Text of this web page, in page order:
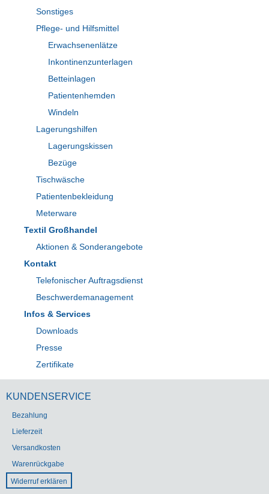
Sonstiges
Pflege- und Hilfsmittel
Erwachsenenlätze
Inkontinenzunterlagen
Betteinlagen
Patientenhemden
Windeln
Lagerungshilfen
Lagerungskissen
Bezüge
Tischwäsche
Patientenbekleidung
Meterware
Textil Großhandel
Aktionen & Sonderangebote
Kontakt
Telefonischer Auftragsdienst
Beschwerdemanagement
Infos & Services
Downloads
Presse
Zertifikate
KUNDENSERVICE
Bezahlung
Lieferzeit
Versandkosten
Warenrückgabe
Widerruf erklären